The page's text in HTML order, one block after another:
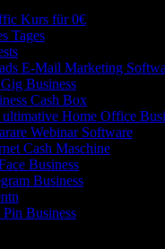
Kurs für 0€
Tages
E-Mail Marketing
Business
Cash Box
ultimative Home Office
Webinar Software
Cash Maschine
Business
Business
Business